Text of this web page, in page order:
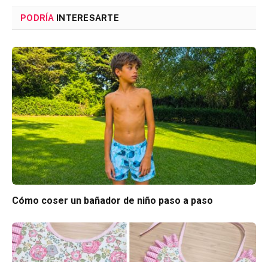
PODRÍA INTERESARTE
Cómo coser un bañador de niño paso a paso